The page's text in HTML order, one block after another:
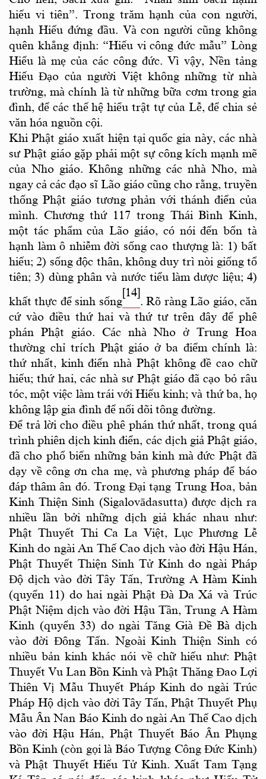
hiếu vi tiên”. Trong trăm hạnh của con người,
hạnh Hiếu đứng đầu. Và con người cũng không
quên khẳng định: “Hiếu vi công đức mẫu” Lòng
Hiếu là mẹ của các công đức. Vì vậy, Nền tảng
Hiếu Đạo của người Việt không những từ nhà
trường, mà chính là từ những bữa cơm trong gia
đình, để các thế hệ hiểu trật tự của Lễ, để chia sẻ
văn hóa nguồn cội.
Khi Phật giáo xuất hiện tại quốc gia này, các nhà
sư Phật giáo gặp phải một sự công kích mạnh mẽ
của Nho giáo. Không những các nhà Nho, mà
ngay cả các đạo sĩ Lão giáo cũng cho rằng, truyền
thống Phật giáo tương phản với thánh điển của
mình. Chương thứ 117 trong Thái Bình Kinh,
một tác phẩm của Lão giáo, có nói đến bốn tà
hạnh làm ô nhiễm đời sống cao thượng là: 1) bất
hiếu; 2) sống độc thân, không duy trì nòi giống tổ
tiên; 3) dùng phân và nước tiểu làm dược liệu; 4)
khất thực để sinh sống
[14]
. Rõ ràng Lão giáo, căn
cứ vào điều thứ hai và thứ tư trên đây để phê
phán Phật giáo. Các nhà Nho ở Trung Hoa
thường chỉ trích Phật giáo ở ba điểm chính là:
thứ nhất, kinh điển nhà Phật không đề cao chữ
hiếu; thứ hai, các nhà sư Phật giáo đã cạo bỏ râu
tóc, một việc làm trái với Hiếu kinh; và thứ ba, họ
không lập gia đình để nối dõi tông đường.
Để trả lời cho điều phê phán thứ nhất, trong quá
trình phiên dịch kinh điển, các dịch giả Phật giáo,
đã cho phổ biến những bản kinh mà đức Phật đã
dạy về công ơn cha mẹ, và phương pháp để báo
đáp thâm ân đó. Trong Đại tạng Trung Hoa, bản
Kinh Thiện Sinh (Sigalovādasutta) được dịch ra
nhiều lần bởi những dịch giả khác nhau như:
Phật Thuyết Thi Ca La Việt, Lục Phương Lễ
Kinh do ngài An Thế Cao dịch vào đời Hậu Hán,
Phật Thuyết Thiện Sinh Tử Kinh do ngài Pháp
Độ dịch vào đời Tây Tấn, Trường A Hàm Kinh
(quyển 11) do hai ngài Phật Đà Da Xá và Trúc
Phật Niệm dịch vào đời Hậu Tần, Trung A Hàm
Kinh (quyển 33) do ngài Tăng Già Đề Bà dịch
vào đời Đông Tấn. Ngoài Kinh Thiện Sinh có
nhiều bản kinh khác nói về chữ hiếu như: Phật
Thuyết Vu Lan Bồn Kinh và Phật Thăng Đao Lợi
Thiên Vị Mẫu Thuyết Pháp Kinh do ngài Trúc
Pháp Hộ dịch vào đời Tây Tấn, Phật Thuyết Phụ
Mẫu Ân Nan Báo Kinh do ngài An Thế Cao dịch
vào đời Hậu Hán, Phật Thuyết Báo Ân Phụng
Bồn Kinh (còn gọi là Báo Tượng Công Đức Kinh)
và Phật Thuyết Hiếu Tử Kinh. Xuất Tam Tạng